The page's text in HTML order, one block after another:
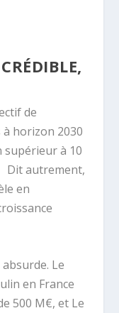
de
horizon 2030
supérieur à 10
Dit autrement,
en
Le
en France
500 M€, et Le